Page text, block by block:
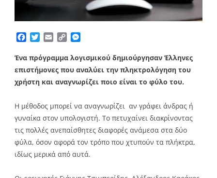
Facebook
TwitterEmailCopy
Ένα πρόγραμμα λογισμικού δημιούργησαν Έλληνες
επιστήμονες που αναλύει την πληκτρολόγηση του
χρήστη και αναγνωρίζει ποιο είναι το φύλο του.
Η μέθοδος μπορεί να αναγνωρίζει αν γράφει άνδρας ή
γυναίκα στον υπολογιστή. Το πετυχαίνει διακρίνοντας
τις πολλές ανεπαίσθητες διαφορές ανάμεσα στα δύο
φύλα, όσον αφορά τον τρόπο που χτυπούν τα πλήκτρα,
ιδίως μερικά από αυτά.